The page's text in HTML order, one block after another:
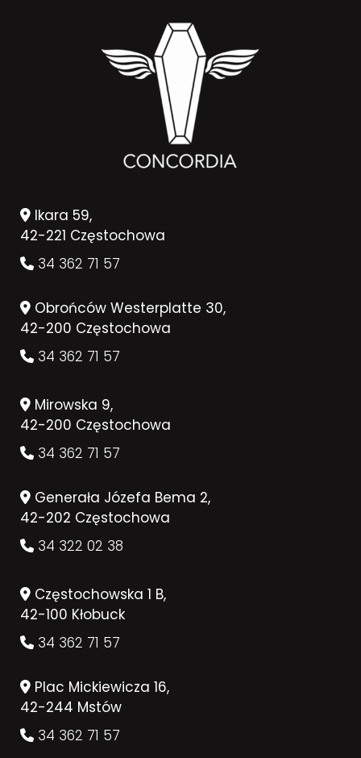
Ikara 59,
42-221 Częstochowa
34 362 71 57
Obrońców Westerplatte 30,
42-200 Częstochowa
34 362 71 57
Mirowska 9,
42-200 Częstochowa
34 362 71 57
Generała Józefa Bema 2,
42-202 Częstochowa
34 322 02 38
Częstochowska 1 B,
42-100 Kłobuck
34 362 71 57
Plac Mickiewicza 16,
42-244 Mstów
34 362 71 57